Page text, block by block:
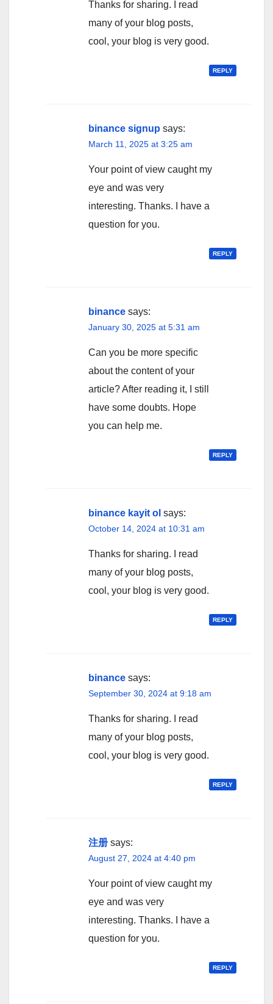
Thanks for sharing. I read
many of your blog posts,
cool, your blog is very good.
REPLY
binance signup says:
March 11, 2025 at 3:25 am
Your point of view caught my
eye and was very
interesting. Thanks. I have a
question for you.
REPLY
binance says:
January 30, 2025 at 5:31 am
Can you be more specific
about the content of your
article? After reading it, I still
have some doubts. Hope
you can help me.
REPLY
binance kayit ol says:
October 14, 2024 at 10:31 am
Thanks for sharing. I read
many of your blog posts,
cool, your blog is very good.
REPLY
binance says:
September 30, 2024 at 9:18 am
Thanks for sharing. I read
many of your blog posts,
cool, your blog is very good.
REPLY
注册 says:
August 27, 2024 at 4:40 pm
Your point of view caught my
eye and was very
interesting. Thanks. I have a
question for you.
REPLY